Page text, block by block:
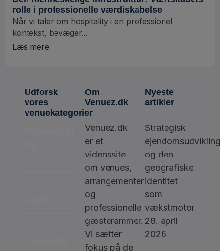
rolle i professionelle værdiskabelse
Når vi taler om hospitality i en professionel
kontekst, bevæger...
Læs mere
Udforsk
vores
venuekategorier
Om
Venuez.dk
Venuez.dk
er et
videnssite
om venues,
arrangementer
og
professionelle
gæsterammer.
Vi sætter
fokus på de
Nyeste
artikler
Strategisk
og den
geografiske
identitet
som
vækstmotor
28. april
2026